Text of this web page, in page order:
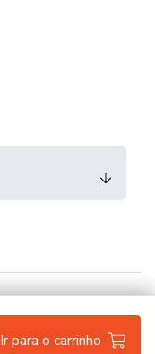
Ir para o carrinho